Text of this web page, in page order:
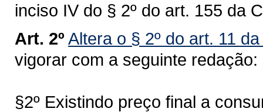
inciso IV do § 2º do art. 155 da
Art. 2º Altera o § 2º do art. 11
vigorar com a seguinte redação:
§2º Existindo preço final a